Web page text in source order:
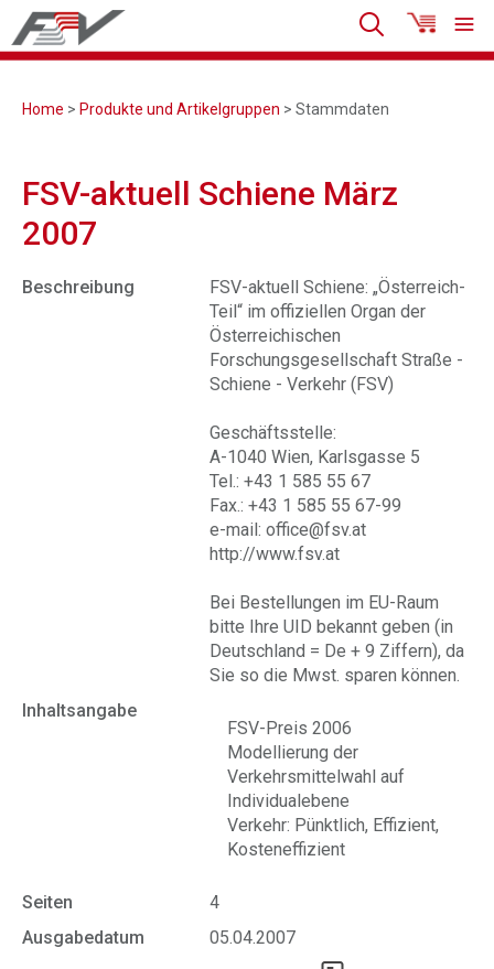
Home > Produkte und Artikelgruppen > Stammdaten
FSV-aktuell Schiene März
2007
Beschreibung
FSV-aktuell Schiene: „Österreich-
Teil“ im offiziellen Organ der
Österreichischen
Forschungsgesellschaft Straße -
Schiene - Verkehr (FSV)
Geschäftsstelle:
A-1040 Wien, Karlsgasse 5
Tel.: +43 1 585 55 67
Fax.: +43 1 585 55 67-99
e-mail: office@fsv.at
http://www.fsv.at
Bei Bestellungen im EU-Raum
bitte Ihre UID bekannt geben (in
Deutschland = De + 9 Ziffern), da
Sie so die Mwst. sparen können.
Inhaltsangabe
FSV-Preis 2006
Modellierung der
Verkehrsmittelwahl auf
Individualebene
Verkehr: Pünktlich, Effizient,
Kosteneffizient
Seiten
4
Ausgabedatum
05.04.2007